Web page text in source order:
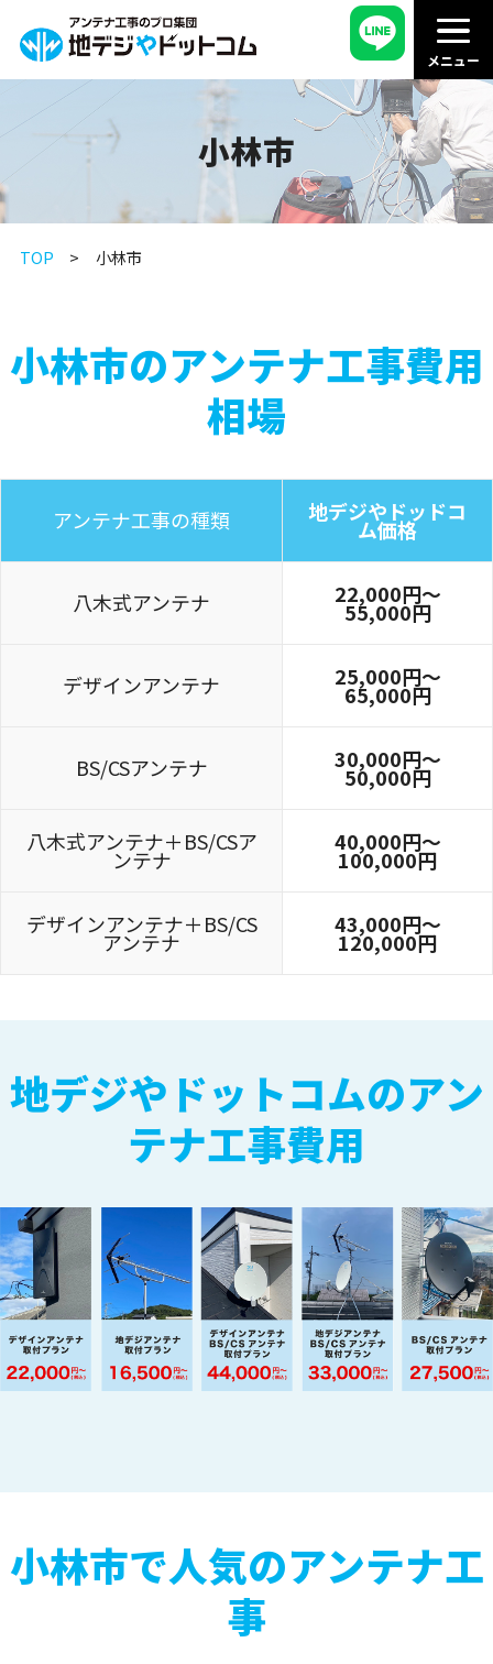
小林市
TOP 小林市
小林市のアンテナ工事費用
相場
アンテナ工事の種類 地デジやドッドコ
ム価格
八木式アンテナ 22,000円〜
55,000円
デザインアンテナ 25,000円〜
65,000円
BS/CSアンテナ 30,000円～
50,000円
八木式アンテナ＋BS/CSア
ンテナ
40,000円～
100,000円
デザインアンテナ＋BS/CS
アンテナ
43,000円～
120,000円
地デジやドットコムのアン
テナ工事費用
小林市で人気のアンテナ工
事